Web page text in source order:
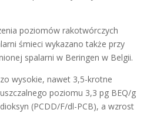
poziomów rakotwórczych
śmieci wykazano także przy
spalarni w Beringen w Belgii.
wysokie, nawet 3,5-krotne
poziomu 3,3 pg BEQ/g
(PCDD/F/dl-PCB), a wzrost